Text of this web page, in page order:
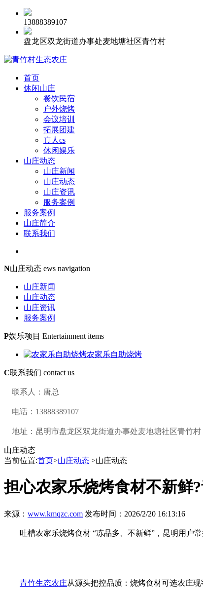
13888389107
盘龙区双龙街道办事处麦地塘社区青竹村
首页
休闲山庄
餐饮民宿
户外烧烤
会议培训
拓展团建
真人cs
休闲娱乐
山庄动态
山庄新闻
山庄动态
山庄资讯
服务案例
服务案例
山庄简介
联系我们
N山庄动态 ews navigation
山庄新闻
山庄动态
山庄资讯
服务案例
P娱乐项目 Entertainment items
农家乐自助烧烤
C联系我们 contact us
联系人：唐总
电话：13888389107
地址：昆明市盘龙区双龙街道办事处麦地塘社区青竹村
山庄动态
当前位置:首页>山庄动态 >山庄动态
担心农家乐烧烤食材不新鲜
来源： www.kmqzc.com 发布时间：2026/2/20 16:13:16
吐槽农家乐烧烤食材 “冻品多、不新鲜”，昆明用户
青竹生态农庄从源头把控品质：烧烤食材可选农庄